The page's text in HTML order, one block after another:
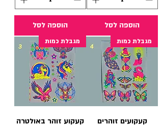
הוספה לסל הוספה לסל
מגבלת כמות
קעקועים זוהרים
מגבלת כמות
קעקוע זוהר באולטרה